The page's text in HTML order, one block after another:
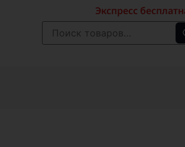
Экспресс